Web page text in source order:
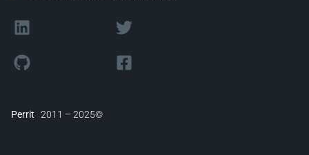
Perrit 2011 – 2025©